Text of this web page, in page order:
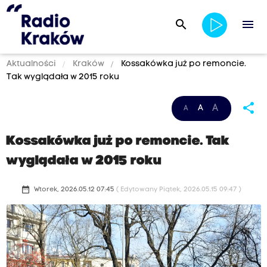
search menu
Aktualności Kraków
Kossakówka już po remoncie.
Tak wyglądała w 2015 roku
A A A share
Kossakówka już po remoncie. Tak
wyglądała w 2015 roku
date_range Wtorek, 2026.05.12 07:45 ( Edytowany Piątek, 2026.05.15 09:47 )